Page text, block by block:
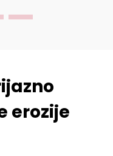
erozije